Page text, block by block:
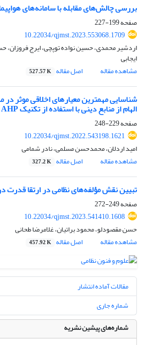
بررسی چالش‌های مقابله با سامانه‌های
صفحه199-227
10.22034/qjmst.2023.553068.1709
اردشیر محمدی، حسین نواده توپچی، ایرج فروزان،
ایجابی
مشاهده مقاله
اصل مقاله 527.57 K
شناسایی مهمترین معیارهای اخلاقی موثر در
الهام از منابع دینی با استفاده از تکنیک‌ AHP در آجا
صفحه229-248
10.22034/qjmst.2022.543198.1621
امید اردلان، محمدحسن مسلمی، نادر شمامی
مشاهده مقاله
اصل مقاله 327.2 K
تبیین نقش مؤلفه‌های نظامی در ارتقا قدرت
صفحه249-272
10.22034/qjmst.2023.541410.1608
حسن مقصودلو، محمود براتیان، غلامرضا طحانی
مشاهده مقاله
اصل مقاله 457.92 K
مقالات آماده انتشار
شماره جاری
شماره‌های پیشین نشریه